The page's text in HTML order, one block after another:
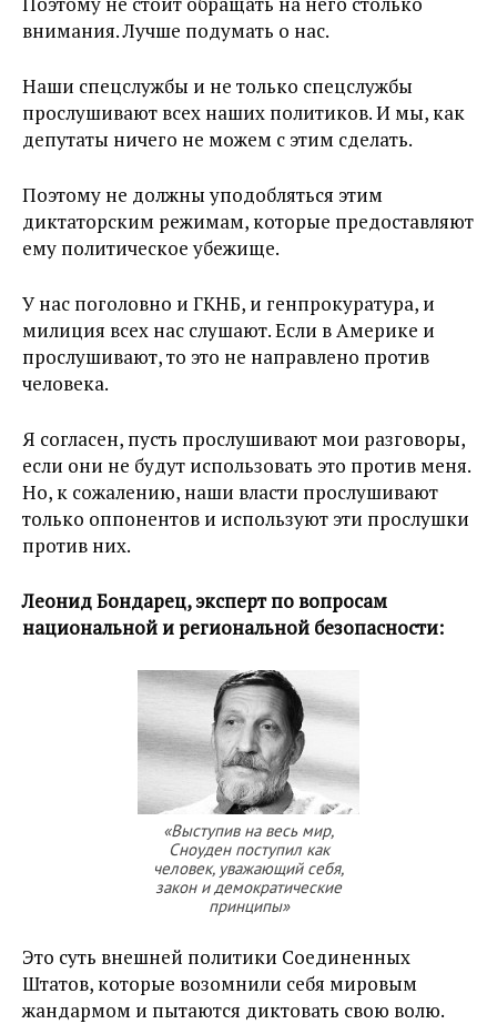
внимания. Лучше подумать о нас.
Наши спецслужбы и не только спецслужбы
прослушивают всех наших политиков. И мы, как
депутаты ничего не можем с этим сделать.
Поэтому не должны уподобляться этим
диктаторским режимам, которые предоставляют
ему политическое убежище.
У нас поголовно и ГКНБ, и генпрокуратура, и
милиция всех нас слушают. Если в Америке и
прослушивают, то это не направлено против
человека.
Я согласен, пусть прослушивают мои разговоры,
если они не будут использовать это против меня.
Но, к сожалению, наши власти прослушивают
только оппонентов и используют эти прослушки
против них.
Леонид Бондарец, эксперт по вопросам
национальной и региональной безопасности:
«Выступив на весь мир,
Сноуден поступил как
человек, уважающий себя,
закон и демократические
принципы»
Это суть внешней политики Соединенных
Штатов, которые возомнили себя мировым
жандармом и пытаются диктовать свою волю.